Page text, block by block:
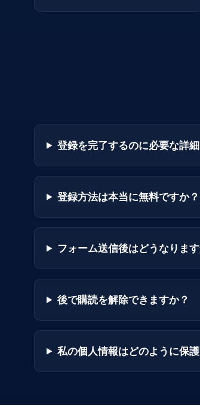
登録を完了するのに必要な詳
登録方法は本当に無料ですか？
フォーム送信後はどうなりま
後で購読を解除できますか？
私の個人情報はどのように保